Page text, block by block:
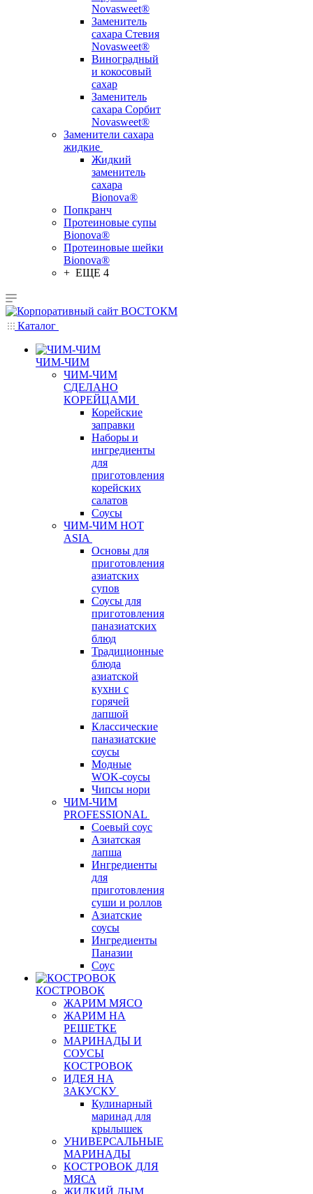
Novasweet®
Заменитель
сахара Стевия
Novasweet®
Виноградный
и кокосовый
сахар
Заменитель
сахара Сорбит
Novasweet®
Заменители сахара
жидкие
Жидкий
заменитель
сахара
Bionova®
Попкранч
Протеиновые супы
Bionova®
Протеиновые шейки
Bionova®
+ ЕЩЕ 4
Каталог
ЧИМ-ЧИМ
ЧИМ-ЧИМ
СДЕЛАНО
КОРЕЙЦАМИ
Корейские
заправки
Наборы и
ингредиенты
для
приготовления
корейских
салатов
Соусы
ЧИМ-ЧИМ HOT
ASIA
Основы для
приготовления
азиатских
супов
Соусы для
приготовления
паназиатских
блюд
Традиционные
блюда
азиатской
кухни с
горячей
лапшой
Классические
паназиатские
соусы
Модные
WOK-соусы
Чипсы нори
ЧИМ-ЧИМ
PROFESSIONAL
Соевый соус
Азиатская
лапша
Ингредиенты
для
приготовления
суши и роллов
Азиатские
соусы
Ингредиенты
Паназии
Соус
КОСТРОВОК
ЖАРИМ МЯСО
ЖАРИМ НА
РЕШЕТКЕ
МАРИНАДЫ И
СОУСЫ
КОСТРОВОК
ИДЕЯ НА
ЗАКУСКУ
Кулинарный
маринад для
крылышек
УНИВЕРСАЛЬНЫЕ
МАРИНАДЫ
КОСТРОВОК ДЛЯ
МЯСА
ЖИДКИЙ ДЫМ